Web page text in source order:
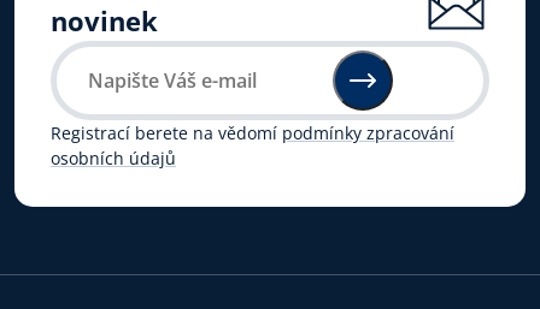
novinek
Registrací berete na vědomí podmínky zpracování
osobních údajů